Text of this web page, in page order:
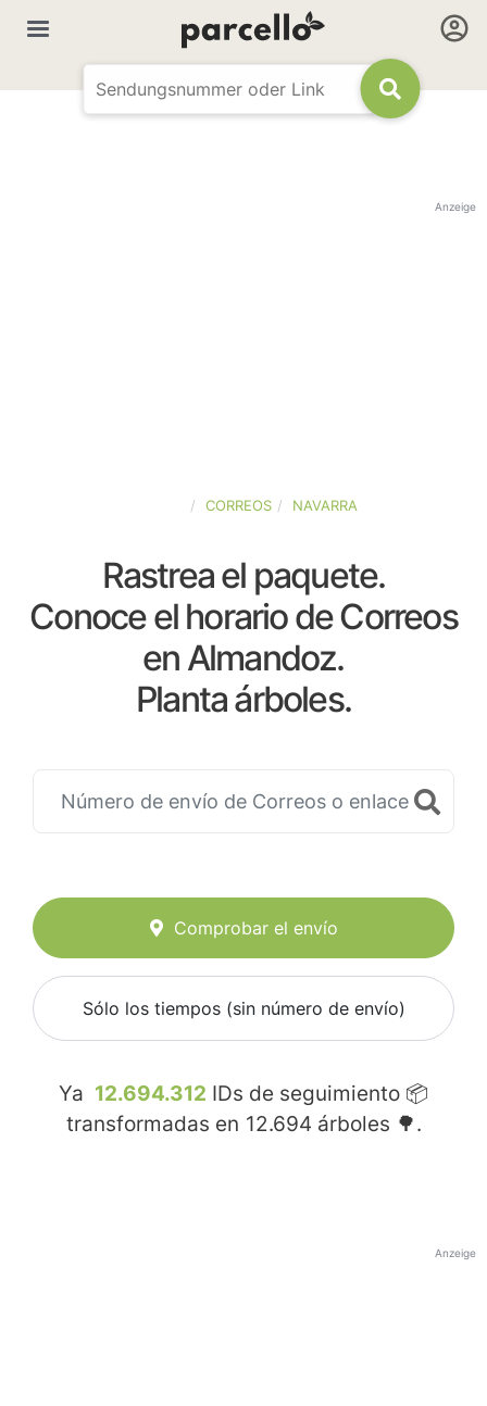
Anzeige
CORREOS NAVARRA
Rastrea el paquete.
Conoce el horario de Correos
en Almandoz.
Planta árboles.
Comprobar el envío
Sólo los tiempos (sin número de envío)
Ya 12.694.312 IDs de seguimiento 📦
transformadas en 12.694 árboles 🌳.
Anzeige